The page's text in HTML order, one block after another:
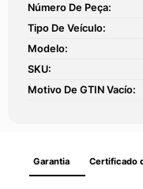
Número De Peça:
Tipo De Veículo:
Modelo:
SKU:
Motivo De GTIN Vacío:
Garantia Certificado